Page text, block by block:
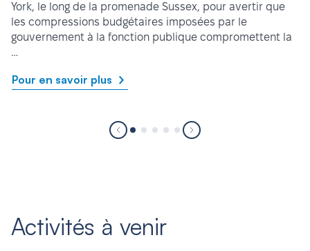
York, le long de la promenade Sussex, pour avertir que
les compressions budgétaires imposées par le
gouvernement à la fonction publique compromettent la
…
Pour en savoir plus
Activités à venir